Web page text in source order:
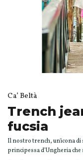
Ca’ Beltà
Trench
fucsia
Il nostro trench, un'icona di
principessa d’Ungheria